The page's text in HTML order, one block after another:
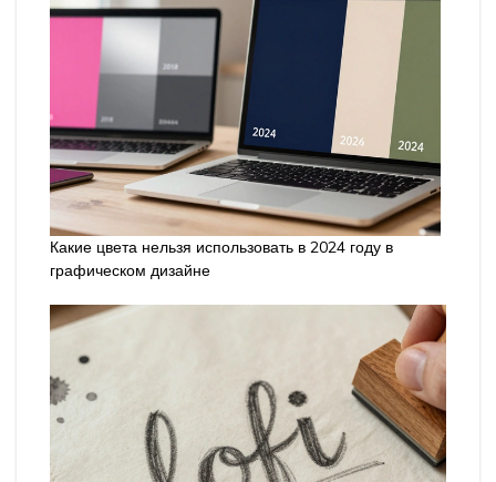
Какие цвета нельзя использовать в 2024 году в
графическом дизайне